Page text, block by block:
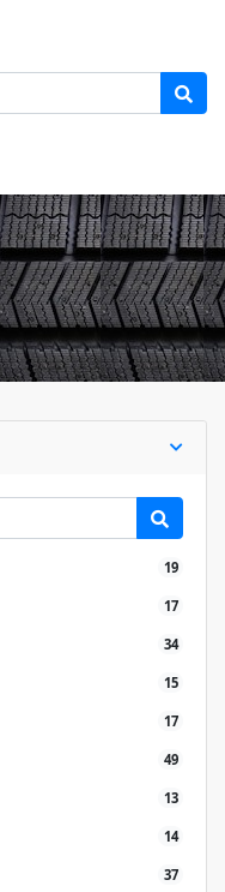
19
17
34
15
17
49
13
14
37